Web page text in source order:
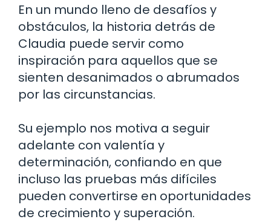
En un mundo lleno de desafíos y
obstáculos, la historia detrás de
Claudia puede servir como
inspiración para aquellos que se
sienten desanimados o abrumados
por las circunstancias.
Su ejemplo nos motiva a seguir
adelante con valentía y
determinación, confiando en que
incluso las pruebas más difíciles
pueden convertirse en oportunidades
de crecimiento y superación.